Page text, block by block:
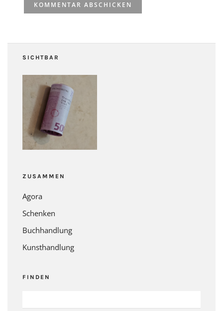
SICHTBAR
ZUSAMMEN
Agora
Schenken
Buchhandlung
Kunsthandlung
FINDEN
NACH: